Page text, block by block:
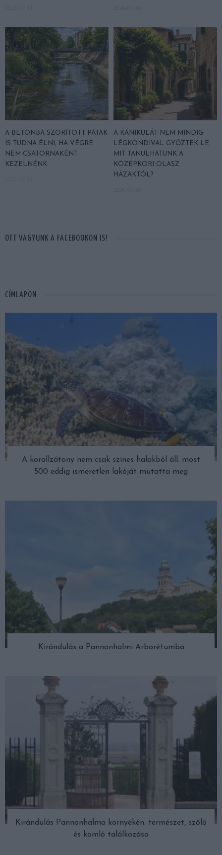
A BETONBA SZORÍTOTT PATAK
IS TUDNA ÉLNI, HA VÉGRE
NEM CSATORNAKÉNT
KEZELNÉNK
A KÁNIKULÁT NEM MINDIG
LÉGKONDIVAL GYŐZTÉK LE:
MIT TANULHATUNK A
KÖZÉPKORI OLASZ
HÁZAKTÓL?
OTT VAGYUNK A FACEBOOKON IS!
CÍMLAPON
A korallzátony nem csak színes halakból áll: most
500 eddig ismeretlen lakóját mutatta meg
Kirándulás a Pannonhalmi Arborétumba
Kirándulás Pannonhalma környékén: természet, szőlő
és komló találkozása